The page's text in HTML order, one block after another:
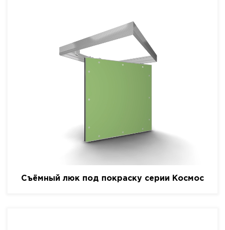
Съёмный люк под покраску серии Космос